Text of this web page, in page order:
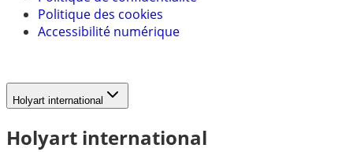
Politique des cookies
Accessibilité numérique
Holyart international
Holyart international